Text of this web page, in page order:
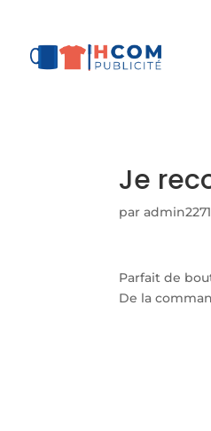
Je
paradmin2271
Parfait de
De la